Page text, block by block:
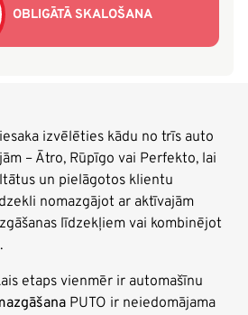
OBLIGĀTĀ SKALOŠANA
izvēlēties kādu no trīs auto
– Ātro, Rūpīgo vai Perfekto, lai
un pielāgotos klientu
nomazgājot ar aktīvajām
līdzekļiem vai kombinējot
etaps vienmēr ir automašīnu
PUTO ir neiedomājama